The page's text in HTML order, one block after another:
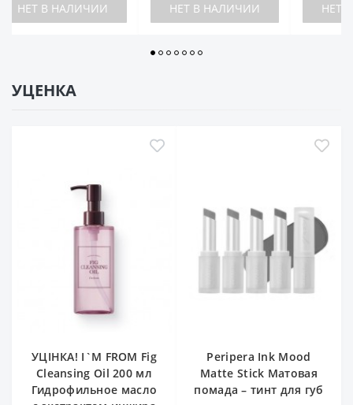
В НАЛИЧИИ НЕТ В НАЛИЧИИ НЕТ В
УЦЕНКА
УЦІНКА! I`M FROM Fig
Cleansing Oil 200 мл
Гидрофильное масло
Peripera Ink Mood
Matte Stick Матовая
помада – тинт для губ